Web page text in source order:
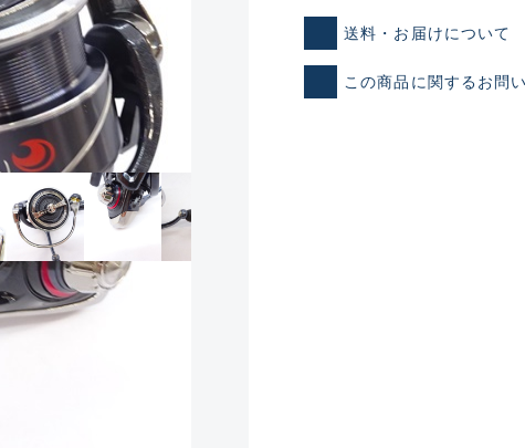
新古品（メーカー問屋から
送料・お届けについて
この商品に関するお問